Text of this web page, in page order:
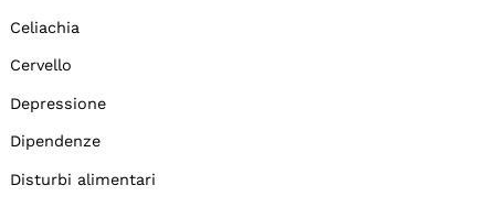
Celiachia
Cervello
Depressione
Dipendenze
Disturbi alimentari